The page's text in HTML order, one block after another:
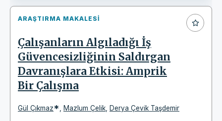
ARAŞTIRMA MAKALESI
Çalışanların Algıladığı İş
Güvencesizliğinin Saldırgan
Davranışlara Etkisi: Amprik
Bir Çalışma
Gül Çıkmaz* Mazlum Çelik Derya Çevik Taşdemir